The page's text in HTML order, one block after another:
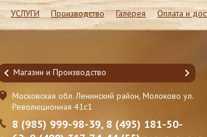
УСЛУГИ Производство Галерея Оплата и
Магазин и Производство
Московская обл. Ленинский район, Молоково ул.
Революционная 41c1
8 (985) 999-98-39, 8 (495) 181-50-